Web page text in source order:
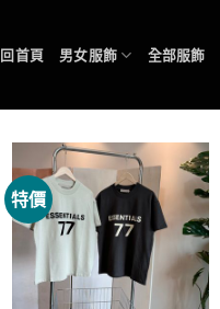
回首頁 男女服飾 全部服飾
特價